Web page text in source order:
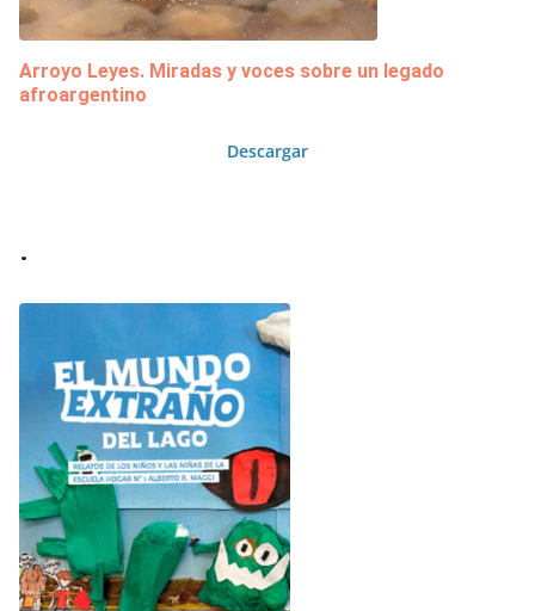
Arroyo Leyes. Miradas y voces sobre un legado
afroargentino
Descargar
.